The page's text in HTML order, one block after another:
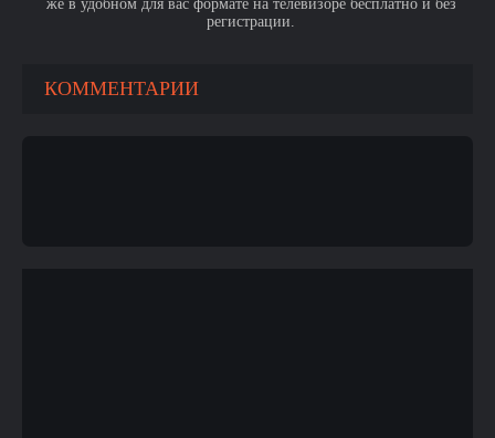
же в удобном для вас формате на телевизоре бесплатно и без
регистрации.
КОММЕНТАРИИ